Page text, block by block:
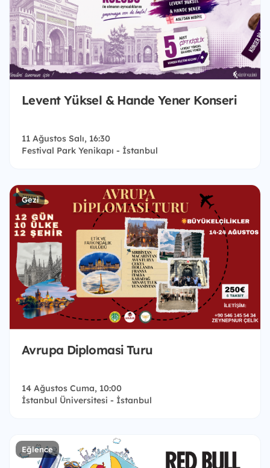
Levent Yüksel & Hande Yener Konseri
11 Ağustos Salı, 16:30
Festival Park Yenikapı - İstanbul
Gezi
Avrupa Diplomasi Turu
14 Ağustos Cuma, 10:00
İstanbul Üniversitesi - İstanbul
Eğlence